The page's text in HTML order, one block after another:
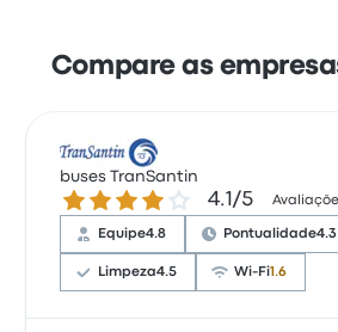
Compare as
buses TranSantin
4.1 de 5 estrelas 4.1/5
Equipe4.8 Pontualidade4.3
Limpeza4.5 Wi-Fi1.6